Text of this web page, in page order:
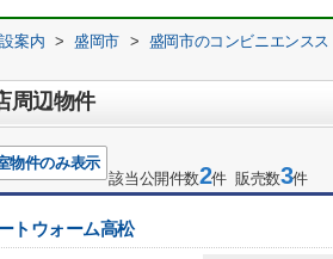
案内 > 盛岡市 > 盛岡市のコンビニエンスス
周辺物件
物件のみ表示
該当公開件数2件 販売数3件
トウォーム高松